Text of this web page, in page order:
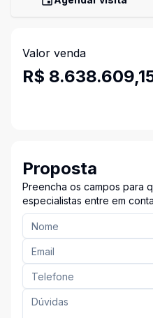
Valor venda
R$
Proposta
Preencha os campos para
especialistas entre em